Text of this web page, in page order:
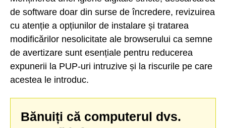
de software doar din surse de încredere, revizuirea
cu atenție a opțiunilor de instalare și tratarea
modificărilor nesolicitate ale browserului ca semne
de avertizare sunt esențiale pentru reducerea
expunerii la PUP-uri intruzive și la riscurile pe care
acestea le introduc.
Bănuiți că computerul dvs.